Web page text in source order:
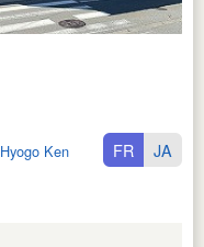
Hyogo Ken FR JA